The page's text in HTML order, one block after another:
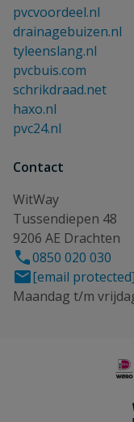
pvcvoordeel.nl
drainagebuizen.nl
tyleenslang.nl
pvcbuis.com
schrikdraad.net
haxo.nl
pvc24.nl
Contact
WitWay
Tussendiepen 48
9206 AE Drachten
0850 020 030
[email protected]
Maandag t/m